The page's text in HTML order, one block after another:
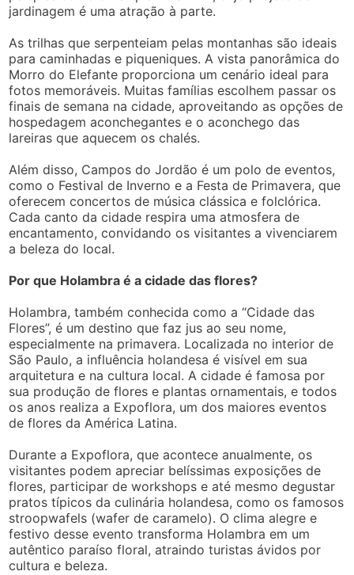
jardinagem é uma atração à parte.
As trilhas que serpenteiam pelas montanhas são ideais
para caminhadas e piqueniques. A vista panorâmica do
Morro do Elefante proporciona um cenário ideal para
fotos memoráveis. Muitas famílias escolhem passar os
finais de semana na cidade, aproveitando as opções de
hospedagem aconchegantes e o aconchego das
lareiras que aquecem os chalés.
Além disso, Campos do Jordão é um polo de eventos,
como o Festival de Inverno e a Festa de Primavera, que
oferecem concertos de música clássica e folclórica.
Cada canto da cidade respira uma atmosfera de
encantamento, convidando os visitantes a vivenciarem
a beleza do local.
Por que Holambra é a cidade das flores?
Holambra, também conhecida como a “Cidade das
Flores”, é um destino que faz jus ao seu nome,
especialmente na primavera. Localizada no interior de
São Paulo, a influência holandesa é visível em sua
arquitetura e na cultura local. A cidade é famosa por
sua produção de flores e plantas ornamentais, e todos
os anos realiza a Expoflora, um dos maiores eventos
de flores da América Latina.
Durante a Expoflora, que acontece anualmente, os
visitantes podem apreciar belíssimas exposições de
flores, participar de workshops e até mesmo degustar
pratos típicos da culinária holandesa, como os famosos
stroopwafels (wafer de caramelo). O clima alegre e
festivo desse evento transforma Holambra em um
autêntico paraíso floral, atraindo turistas ávidos por
cultura e beleza.